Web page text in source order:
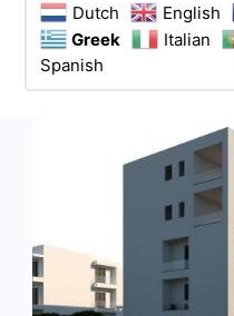
Dutch
English
Greek
Italian
Spanish